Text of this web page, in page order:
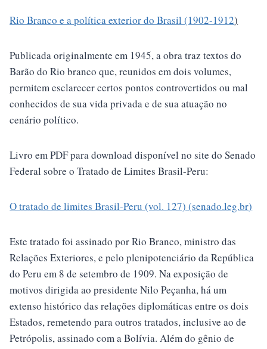
Rio Branco e a política exterior do Brasil (1902-1912)
Publicada originalmente em 1945, a obra traz textos do
Barão do Rio branco que, reunidos em dois volumes,
permitem esclarecer certos pontos controvertidos ou mal
conhecidos de sua vida privada e de sua atuação no
cenário político.
Livro em PDF para download disponível no site do Senado
Federal sobre o Tratado de Limites Brasil-Peru:
O tratado de limites Brasil-Peru (vol. 127) (senado.leg.br)
Este tratado foi assinado por Rio Branco, ministro das
Relações Exteriores, e pelo plenipotenciário da República
do Peru em 8 de setembro de 1909. Na exposição de
motivos dirigida ao presidente Nilo Peçanha, há um
extenso histórico das relações diplomáticas entre os dois
Estados, remetendo para outros tratados, inclusive ao de
Petrópolis, assinado com a Bolívia. Além do gênio de